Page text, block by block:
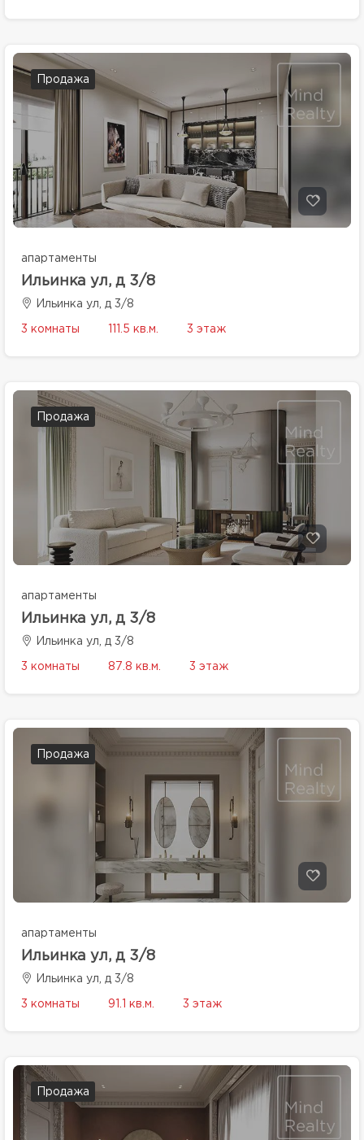
Продажа
апартаменты
Ильинка ул, д 3/8
Ильинка ул, д 3/8
3 комнаты 111.5 кв.м. 3 этаж
Продажа
апартаменты
Ильинка ул, д 3/8
Ильинка ул, д 3/8
3 комнаты 87.8 кв.м. 3 этаж
Продажа
апартаменты
Ильинка ул, д 3/8
Ильинка ул, д 3/8
3 комнаты 91.1 кв.м. 3 этаж
Продажа